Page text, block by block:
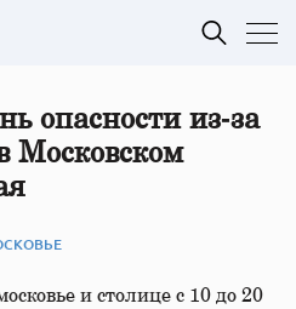
опасности из‑за
Московском
и столице с 10 до 20